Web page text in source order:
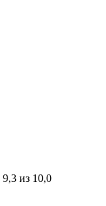
9,3 из 10,0